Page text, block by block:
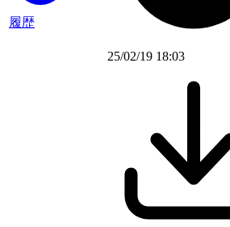
履歴
25/02/19 18:03